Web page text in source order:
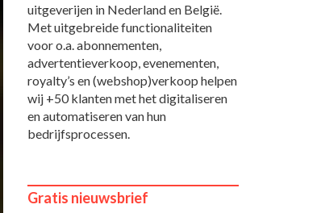
uitgeverijen in Nederland en België.
Met uitgebreide functionaliteiten
voor o.a. abonnementen,
advertentieverkoop, evenementen,
royalty’s en (webshop)verkoop helpen
wij +50 klanten met het digitaliseren
en automatiseren van hun
bedrijfsprocessen.
Gratis nieuwsbrief